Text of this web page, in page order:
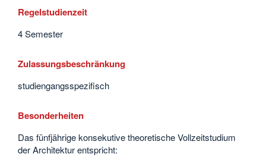
Regelstudienzeit
4 Semester
Zulassungsbeschränkung
studiengangsspezifisch
Besonderheiten
Das fünfjährige konsekutive theoretische Vollzeitstudium
der Architektur entspricht: